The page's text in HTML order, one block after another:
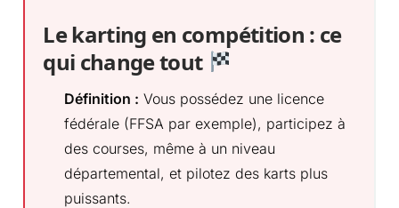
Le karting en compétition : ce
qui change tout
Définition : Vous possédez une licence
fédérale (FFSA par exemple), participez à
des courses, même à un niveau
départemental, et pilotez des karts plus
puissants.